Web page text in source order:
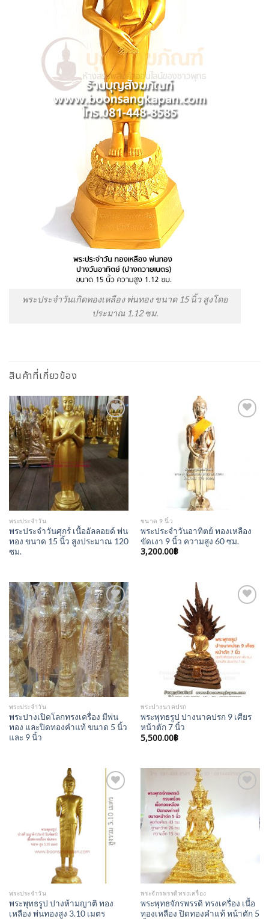
พระประจำวันเกิดทองเหลือง พ่นทอง ขนาด 15 นิ้ว สูงโดย
ประมาณ 1.12 ซม.
สินค้าที่เกี่ยวข้อง
Add to
Wishlist
พระประจำวัน
พระประจำวันศุกร์ เนื้ออัลลอยด์ พ่น
ทอง ขนาด 15 นิ้ว สูงประมาณ 120
ซม.
ขนาด 9 นิ้ว
พระประจำวันอาทิตย์ ทองเหลือง
ขัดเงา 9 นิ้ว ความสูง 60 ซม.
3,200.00฿
Add to
Wishlist
พระประจำวัน
พระปางเปิดโลกทรงเครื่อง มีพ่น
ทอง และปิดทองคำแท้ ขนาด 5 นิ้ว
และ 9 นิ้ว
พระปางนาคปรก
พระพุทธรูป ปางนาคปรก 9 เศียร
หน้าตัก 7 นิ้ว
5,500.00฿
Add to
Wishlist
พระประจำวัน
พระพุทธรูป ปางห้ามญาติ ทอง
เหลือง พ่นทองสูง 3.10 เมตร
พระจักรพรรดิทรงเครื่อง
พระพุทธจักรพรรดิ ทรงเครื่อง เนื้อ
ทองเหลือง ปิดทองคำแท้ หน้าตัก 5